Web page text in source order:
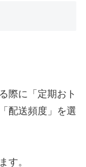
際に「定期おト
配送頻度」を選
す。